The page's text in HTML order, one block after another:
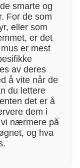
smarte og
For de som
eller som
er det
er mest
av deres
å vite når de
du lettere
det er å
dem i
vi nærmere på
og hva